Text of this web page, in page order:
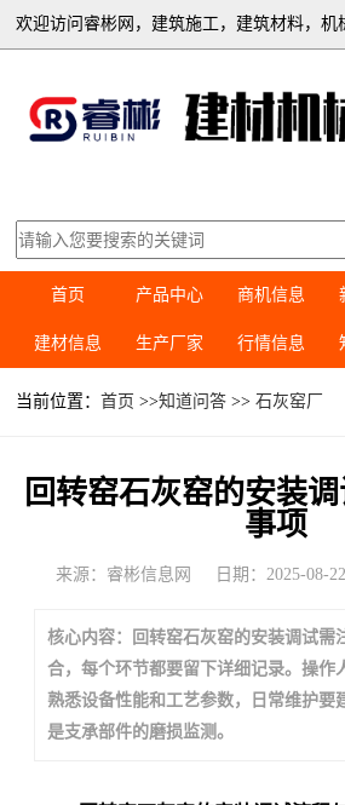
欢迎访问睿彬网，建筑施工，建筑材料，机
首页 产品中心 商机信息
建材信息 生产厂家 行情信息
当前位置：首页 >>知道问答 >>石灰窑厂
回转窑石灰窑的安装
事项
来源：睿彬信息网 日期：2025-08-22
核心内容：回转窑石灰窑的安装调试需
合，每个环节都要留下详细记录。操作
熟悉设备性能和工艺参数，日常维护要
是支承部件的磨损监测。